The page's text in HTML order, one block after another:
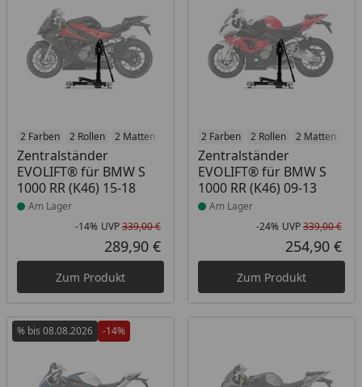
2 Farben 2 Rollen 2 Matten 2 Racetrack-Add-Ons 2 Branding-Optionen
Zentralständer
EVOLIFT® für BMW S
1000 RR (K46) 15-18
Produkt am Lager
Am Lager
Rabatt in Prozent
-14%
Ursprünglicher Preis
UVP339,00 €
Aktueller Preis
289,90 €
Zum Produkt
2 Farben 2 Rollen 2 Matten
Zentralständer
EVOLIFT® für BMW S
1000 RR (K46) 09-13
Produkt am Lager
Am Lager
-24% UVP339,00 €
254,90 €
Zum Produkt
% bis 08.08.2026 -14%